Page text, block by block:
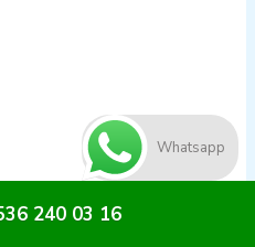
Whatsapp
240 03 16